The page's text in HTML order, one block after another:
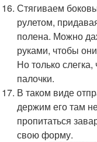
Стягиваем
рулетом,
полена. Можно
руками, чтобы
Но только
палочки.
В таком виде
держим его там
пропитаться
свою форму.